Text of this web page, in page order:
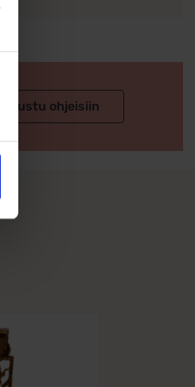
Tutustu ohjeisiin